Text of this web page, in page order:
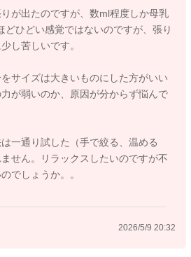
が出たのですが、数ml程度しか母乳
どひどい感覚ではないのですが、張り
し苦しいです。
サイズは大きいものにした方がいい
が弱いのか、原因が分からず悩んで
一通り試した（手で絞る、温める
せん。リラックスしたいのですが不
でしょうか。。
2026/5/9 20:32